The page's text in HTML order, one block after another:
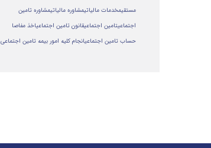
مستقیمخدمات مالیاتیمشاوره مالياتيمشاوره تامین
اجتماعیتامین اجتماعیقانون تامین اجتماعیاخذ مفاصا
حساب تامین اجتماعیانجام کلیه امور بیمه تامین اجتماعی